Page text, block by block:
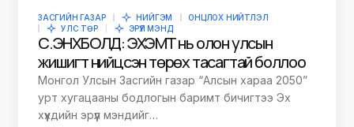
ЗАСГИЙН ГАЗАР НИЙГЭМ
ОНЦЛОХ НИЙТЛЭЛ
УЛС ТӨР
ЭРҮҮЛ МЭНД
С.ЭНХБОЛД: ЭХЭМҮТ нь олон улсын
жишигт нийцсэн төрөх тасагтай боллоо
Монгол Улсын Засгийн газар “Алсын хараа 2050”
урт хугацааны бодлогын баримт бичигтээ Эх
хүүхдийн эрүүл мэндийг…